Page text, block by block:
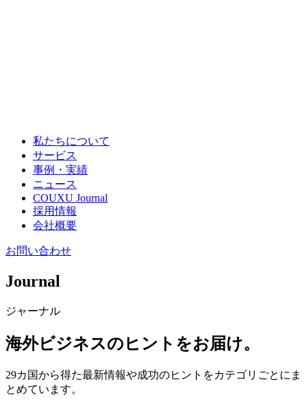
私たちについて
サービス
事例・実績
ニュース
COUXU Journal
採用情報
会社概要
お問い合わせ
Journal
ジャーナル
海外ビジネスのヒントをお届け。
29カ国から得た最新情報や成功のヒントをカテゴリごとにま
とめています。